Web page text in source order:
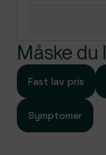
Måske du
Fast lav pris
Symptomer